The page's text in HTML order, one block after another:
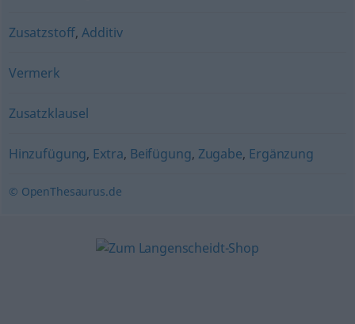
Zusatzstoff,Additiv
Vermerk
Zusatzklausel
Hinzufügung, Extra, Beifügung, Zugabe, Ergänzung
© OpenThesaurus.de